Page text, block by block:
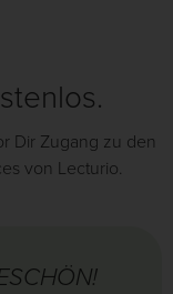
Dir Zugang zu den
von Lecturio.